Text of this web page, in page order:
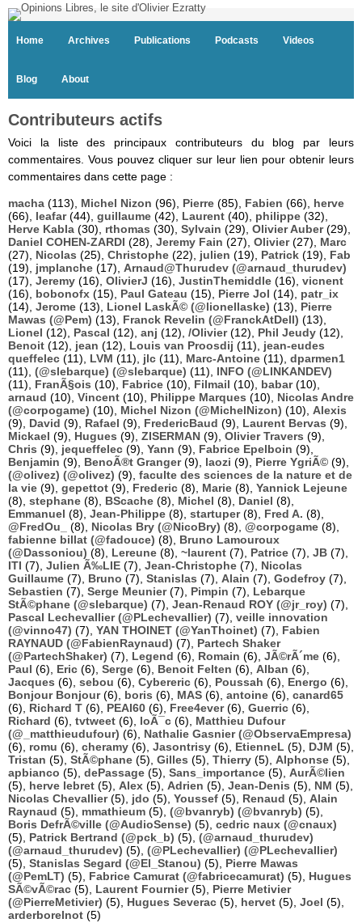
Home Archives Publications Podcasts Videos
Blog About
Contributeurs actifs
Voici la liste des principaux contributeurs du blog par leurs
commentaires. Vous pouvez cliquer sur leur lien pour obtenir leurs
commentaires dans cette page :
macha (113), Michel Nizon (96), Pierre (85), Fabien (66), herve
(66), leafar(44), guillaume (42), Laurent (40), philippe (32),
Herve Kabla (30), rthomas (30), Sylvain (29), Olivier Auber(29),
Daniel COHEN-ZARDI (28), Jeremy Fain (27), Olivier(27), Marc
(27), Nicolas (25), Christophe (22), julien (19), Patrick (19), Fab
(19), jmplanche (17), Arnaud@Thurudev (@arnaud_thurudev)
(17), Jeremy (16), OlivierJ (16), JustinThemiddle (16), vicnent
(16), bobonofx (15), Paul Gateau (15), Pierre Jol (14), patr_ix
(14), Jerome (13), Lionel LaskÃ© (@lionellaske) (13), Pierre
Mawas (@Pem) (13), Franck Revelin (@FranckAtDell) (13),
Lionel (12), Pascal (12), anj (12), /Olivier(12), Phil Jeudy (12),
Benoit (12), jean (12), Louis van Proosdij (11), jean-eudes
queffelec (11), LVM (11), jlc (11), Marc-Antoine (11), dparmen1
(11), (@slebarque) (@slebarque) (11), INFO (@LINKANDEV)
(11), FranÃ§ois (10), Fabrice (10), Filmail (10), babar(10),
arnaud (10), Vincent (10), Philippe Marques (10), Nicolas Andre
(@corpogame) (10), Michel Nizon (@MichelNizon) (10), Alexis
(9), David (9), Rafael (9), FredericBaud (9), Laurent Bervas (9),
Mickael (9), Hugues (9), ZISERMAN (9), Olivier Travers (9),
Chris (9), jequeffelec (9), Yann (9), Fabrice Epelboin (9),
Benjamin (9), BenoÃ®t Granger(9), laozi (9), Pierre YgriÃ© (9),
(@olivez) (@olivez) (9), faculte des sciences de la nature et de
la vie (9), gepettot (9), Frederic (8), Marie (8), Yannick Lejeune
(8), stephane (8), BScache (8), Michel (8), Daniel (8),
Emmanuel (8), Jean-Philippe (8), startuper(8), Fred A. (8),
@FredOu_
(8), Nicolas Bry (@NicoBry) (8), @corpogame (8),
fabienne billat (@fadouce) (8), Bruno Lamouroux
(@Dassoniou) (8), Lereune (8), ~laurent (7), Patrice (7), JB (7),
ITI (7), Julien Ã‰LIE (7), Jean-Christophe (7), Nicolas
Guillaume (7), Bruno (7), Stanislas (7), Alain (7), Godefroy (7),
Sebastien (7), Serge Meunier(7), Pimpin (7), Lebarque
StÃ©phane (@slebarque) (7), Jean-Renaud ROY (@jr_roy) (7),
Pascal Lechevallier (@PLechevallier) (7), veille innovation
(@vinno47) (7), YAN THOINET (@YanThoinet) (7), Fabien
RAYNAUD (@FabienRaynaud) (7), Partech Shaker
(@PartechShaker) (7), Legend (6), Romain (6), JÃ©rÃ´me (6),
Paul (6), Eric (6), Serge (6), Benoit Felten (6), Alban (6),
Jacques (6), sebou (6), Cybereric (6), Poussah (6), Energo (6),
Bonjour Bonjour(6), boris (6), MAS (6), antoine (6), canard65
(6), Richard T (6), PEAI60 (6), Free4ever(6), Guerric (6),
Richard (6), tvtweet (6), loÃ¯c (6), Matthieu Dufour
(@_matthieudufour) (6), Nathalie Gasnier (@ObservaEmpresa)
(6), romu (6), cheramy (6), Jasontrisy (6), EtienneL (5), DJM (5),
Tristan (5), StÃ©phane (5), Gilles (5), Thierry (5), Alphonse (5),
apbianco (5), dePassage (5), Sans_importance (5), AurÃ©lien
(5), herve lebret (5), Alex (5), Adrien (5), Jean-Denis (5), NM (5),
Nicolas Chevallier(5), jdo (5), Youssef (5), Renaud (5), Alain
Raynaud (5), mmathieum (5), (@bvanryb) (@bvanryb) (5),
Boris DefrÃ©ville (@AudioSense) (5), cedric naux (@cnaux)
(5), Patrick Bertrand (@pck_b) (5), (@arnaud_thurudev)
(@arnaud_thurudev) (5), (@PLechevallier) (@PLechevallier)
(5), Stanislas Segard (@El_Stanou) (5), Pierre Mawas
(@PemLT) (5), Fabrice Camurat (@fabricecamurat) (5), Hugues
SÃ©vÃ©rac (5), Laurent Fournier(5), Pierre Metivier
(@PierreMetivier) (5), Hugues Severac (5), hervet (5), Joel (5),
arderborelnot (5)